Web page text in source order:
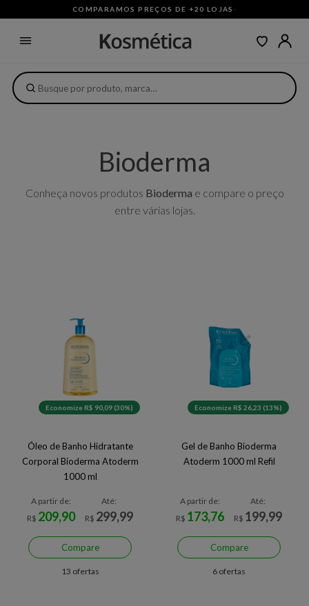
COMPARAMOS PREÇOS DE +20 LOJAS ·
Bioderma
Conheça novos produtos Bioderma e compare o preço
entre várias lojas.
Economize R$ 90,09 (30%)
Óleo de Banho Hidratante
Corporal Bioderma Atoderm
1000 ml
A partir de:
R$ 209,90
Até:
R$ 299,99
Compare
13 ofertas
Economize R$ 26,23 (13%)
Gel de Banho Bioderma
Atoderm 1000 ml Refil
A partir de:
R$ 173,76
Até:
R$ 199,99
Compare
6 ofertas